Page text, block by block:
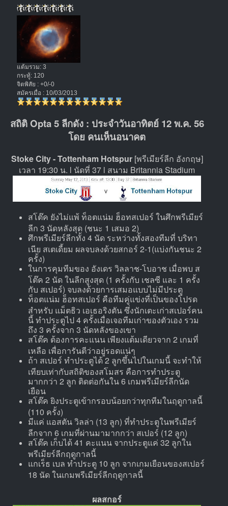
แต้มรวม: 3
กระทู้: 120
จิตพิสัย : +0/-0
สมัครเมื่อ : 10/03/2013
สถิติ Opta 5 ลีกดัง : ประจำวันอาทิตย์ 12 พ.ค. 56
โดย คนเห็นอนาคต
Stoke City - Tottenham Hotspur[พรีเมียร์ลีก อังกฤษ]
เวลา 19:30 น. l นัดที่ 37 l สนาม Britannia Stadium
สโต๊ค ยังไม่แพ้ ท็อตแน่ม ฮ็อทสเปอร์ ในศึกพรีเมียร์
ลีก 3 นัดหลังสุด (ชนะ 1 เสมอ 2)
ศึกพรีเมียร์ลีกทั้ง 4 นัด ระหว่างทั้งสองทีมที่ บริทา
เนีย สเตเดี้ยม ผลจบลงด้วยสกอร์ 2-1(แบ่งกันชนะ 2
ครั้ง)
ในการคุมทีมของ อังเดร วิลลาช-โบอาช เมื่อพบ ส
โต๊ค 2 นัด ในลีกสูงสุด (1 ครั้งกับ เชลซี และ 1 ครั้ง
กับ สเปอร์) จบลงด้วยการเสมอแบบไม่มีประตู
ท็อตแน่ม ฮ็อทสเปอร์ คือทีมคู่แข่งที่เป็นของโปรด
สำหรับ แม็ตธิว เอเธอริงตัน ซึ่งนักเตะเก่าสเปอร์คน
นี้ ทำประตูไป 4 ครั้งเมื่อเจอทีมเก่าของตัวเอง รวม
ถึง 3 ครั้งจาก 3 นัดหลังของเขา
สโต๊ค ต้องการคะแนน เพียงแต้มเดียวจาก 2 เกมที่
เหลือ เพื่อการันตีว่าอยู่รอดแน่ๆ
ถ้า สเปอร์ ทำประตูได้ 2 ลูกขึ้นไปในเกมนี้ จะทำให้
เทียบเท่ากับสถิติของสโมสร คือการทำประตู
มากกว่า 2 ลูก ติดต่อกันใน 6 เกมพรีเมียร์ลีกนัด
เยือน
สโต๊ค ยิงประตูเข้ากรอบน้อยกว่าทุกทีมในฤดูกาลนี้
(110 ครั้ง)
มีแค่ แอสตัน วิลล่า (13 ลูก) ที่ทำประตูในพรีเมียร์
ลีกจาก 6 เกมที่ผ่านมามากกว่า สเปอร์ (12 ลูก)
สโต๊ค เก็บได้ 41 คะแนน จากประตูแค่ 32 ลูกใน
พรีเมียร์ลีกฤดูกาลนี้
แกเร็ธ เบล ทำประตู 10 ลูก จากเกมเยือนของสเปอร์
18 นัด ในเกมพรีเมียร์ลีกฤดูกาลนี้
ผลสกอร์